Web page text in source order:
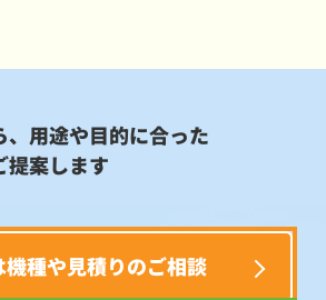
、用途や目的に合った
提案します
機種や見積りのご相談